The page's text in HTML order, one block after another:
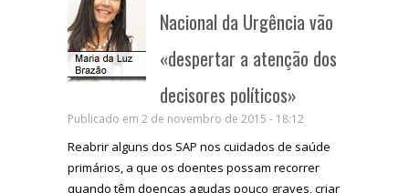
Nacional da Urgência vão
«despertar a atenção dos
decisores políticos»
Publicado em 2 de novembro de 2015 - 18:12
Reabrir alguns dos SAP nos cuidados de saúde
primários, a que os doentes possam recorrer
quando têm doenças agudas pouco graves, criar